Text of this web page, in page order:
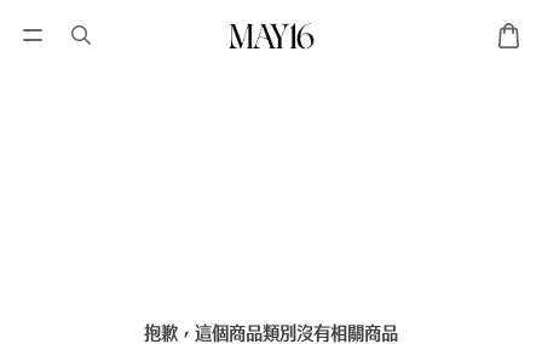
抱歉，這個商品類別沒有相關商品